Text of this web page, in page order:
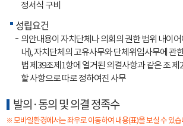
정서식 구비
성립요건
의안내용이 자치단체나 의회의 권한 범위 내이
내), 자치단체의 고유사무와 단체위임사무에 관
법 제39조제1항에 열거된 의결사항과 같은 조
할 사항으로 따로 정하여진 사무
발의·동의 및 의결 정족수
※ 모바일환경에서는 좌우로 이동하여 내용(표)을 보실 수 있습